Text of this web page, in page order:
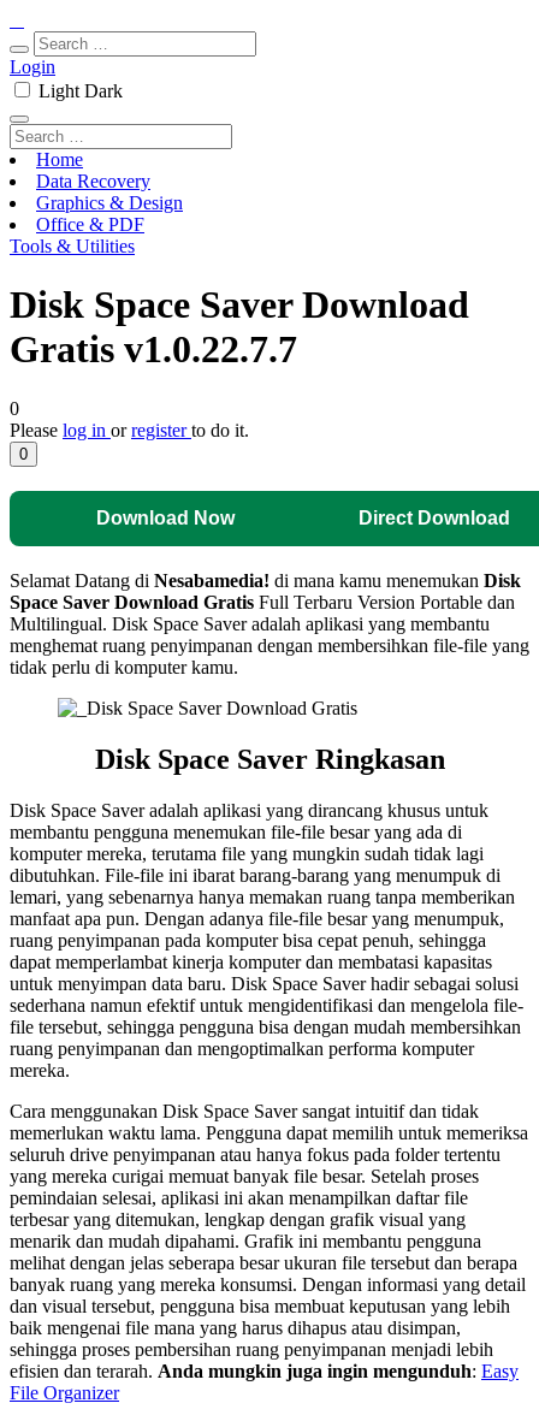
Login
Light Dark
Home
Data Recovery
Graphics & Design
Office & PDF
Tools & Utilities
Disk Space Saver Download
Gratis v1.0.22.7.7
0
Please log in orregisterto do it.
0
Download Now Direct Download
Selamat Datang di Nesabamedia! di mana kamu menemukan Disk
Space Saver Download Gratis Full Terbaru Version Portable dan
Multilingual. Disk Space Saver adalah aplikasi yang membantu
menghemat ruang penyimpanan dengan membersihkan file-file yang
tidak perlu di komputer kamu.
Disk Space Saver Ringkasan
Disk Space Saver adalah aplikasi yang dirancang khusus untuk
membantu pengguna menemukan file-file besar yang ada di
komputer mereka, terutama file yang mungkin sudah tidak lagi
dibutuhkan. File-file ini ibarat barang-barang yang menumpuk di
lemari, yang sebenarnya hanya memakan ruang tanpa memberikan
manfaat apa pun. Dengan adanya file-file besar yang menumpuk,
ruang penyimpanan pada komputer bisa cepat penuh, sehingga
dapat memperlambat kinerja komputer dan membatasi kapasitas
untuk menyimpan data baru. Disk Space Saver hadir sebagai solusi
sederhana namun efektif untuk mengidentifikasi dan mengelola file-
file tersebut, sehingga pengguna bisa dengan mudah membersihkan
ruang penyimpanan dan mengoptimalkan performa komputer
mereka.
Cara menggunakan Disk Space Saver sangat intuitif dan tidak
memerlukan waktu lama. Pengguna dapat memilih untuk memeriksa
seluruh drive penyimpanan atau hanya fokus pada folder tertentu
yang mereka curigai memuat banyak file besar. Setelah proses
pemindaian selesai, aplikasi ini akan menampilkan daftar file
terbesar yang ditemukan, lengkap dengan grafik visual yang
menarik dan mudah dipahami. Grafik ini membantu pengguna
melihat dengan jelas seberapa besar ukuran file tersebut dan berapa
banyak ruang yang mereka konsumsi. Dengan informasi yang detail
dan visual tersebut, pengguna bisa membuat keputusan yang lebih
baik mengenai file mana yang harus dihapus atau disimpan,
sehingga proses pembersihan ruang penyimpanan menjadi lebih
efisien dan terarah. Anda mungkin juga ingin mengunduh: Easy
File Organizer